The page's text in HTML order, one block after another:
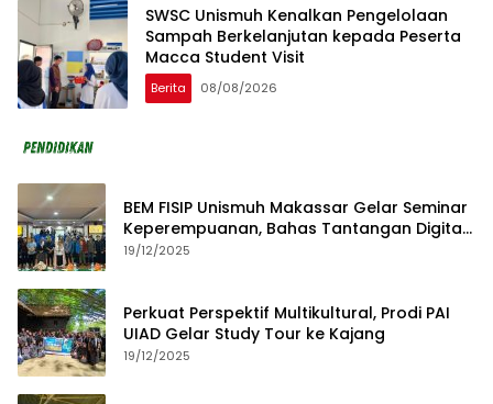
SWSC Unismuh Kenalkan Pengelolaan
Sampah Berkelanjutan kepada Peserta
Macca Student Visit
Berita 08/08/2026
BEM FISIP Unismuh Makassar Gelar Seminar
Keperempuanan, Bahas Tantangan Digital
dan Budaya Lokal
19/12/2025
Perkuat Perspektif Multikultural, Prodi PAI
UIAD Gelar Study Tour ke Kajang
19/12/2025